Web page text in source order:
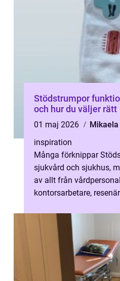
Stödstrumpor funktion, användning
och hur du väljer rätt
01 maj 2026
inspiration
Många förknippar
sjukvård och sjukhus,
av allt från
kontorsarbetare,